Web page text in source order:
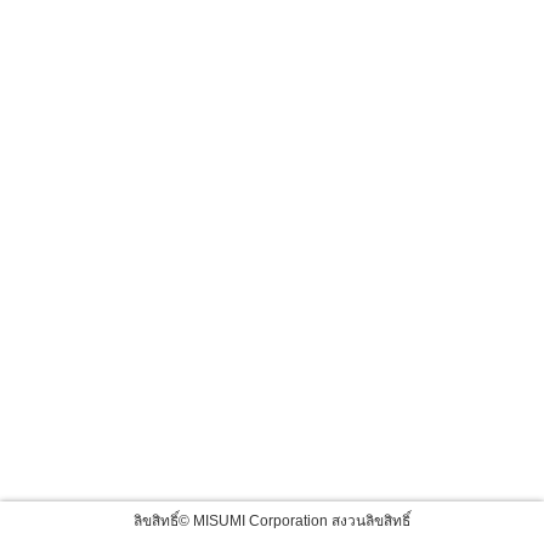
ลิขสิทธิ์© MISUMI Corporation สงวนลิขสิทธิ์